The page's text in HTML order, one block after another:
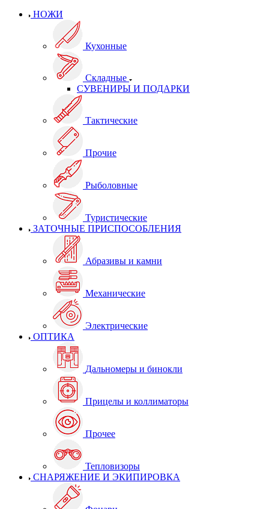
НОЖИ
Кухонные
Складные
СУВЕНИРЫ И ПОДАРКИ
Тактические
Прочие
Рыболовные
Туристические
ЗАТОЧНЫЕ ПРИСПОСОБЛЕНИЯ
Абразивы и камни
Механические
Электрические
ОПТИКА
Дальномеры и бинокли
Прицелы и коллиматоры
Прочее
Тепловизоры
СНАРЯЖЕНИЕ И ЭКИПИРОВКА